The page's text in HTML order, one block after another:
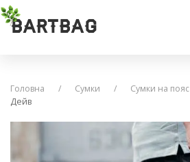
BARTBAG
Головна Сумки Сумки на пояс
Дейв